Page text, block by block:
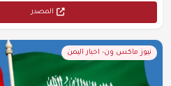
المصدر
نيوز ماكس ون- اخبار اليمن